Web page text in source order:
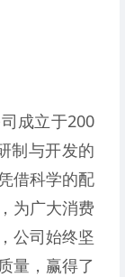
成立于200
制与开发的
借科学的配
为广大消费
公司始终坚
量，赢得了